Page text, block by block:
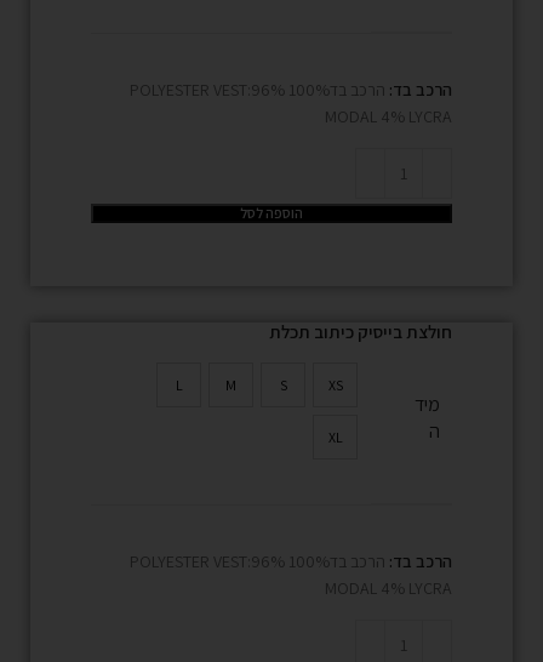
הרכב בד:
הרכב בד100% POLYESTER VEST:96%
MODAL 4% LYCRA
הוספה לסל
חולצת בייסיק כיתוב תכלת
מיד
ה
XS
S
M
L
XL
הרכב בד:
הרכב בד100% POLYESTER VEST:96%
MODAL 4% LYCRA